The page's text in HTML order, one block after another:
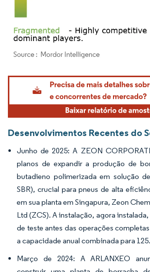
Imagem © Mordor Intelligence. O reuso requer
Desenvolvimentos Recentes do
Junho de 2025: A ZEON
planos de expandir a produção de
butadieno polimerizada em solução
SBR), crucial para pneus de alta
em sua planta em Singapura, Zeon
Ltd (ZCS). A instalação, agora
de teste antes das operações
a capacidade anual combinada para
Março de 2024: A ARLANXEO